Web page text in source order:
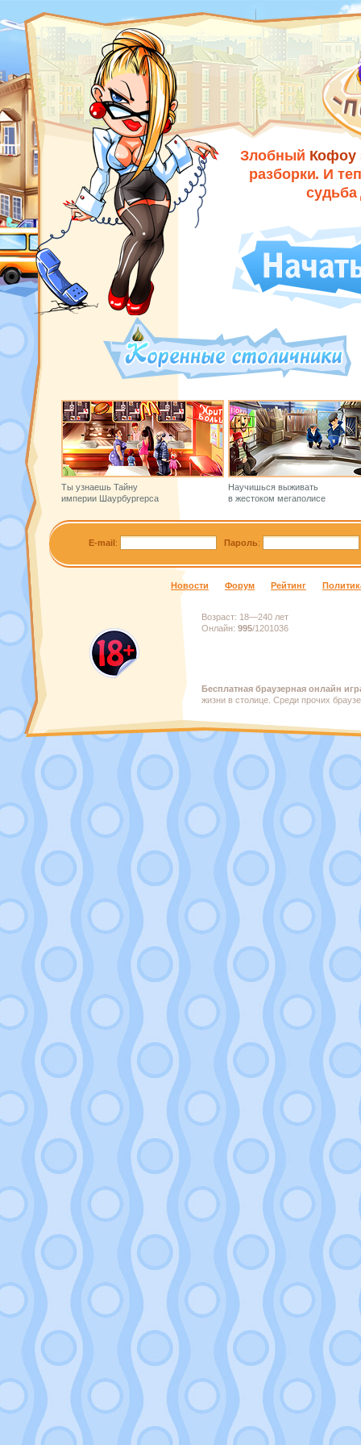
Злобный Кофоу
разборки. И
судьба
Ты узнаешь Тайну
империи Шаурбургерса
Научишься выживать
в жестоком мегаполисе
E-mail: Пароль:
Новости Форум Рейтинг
Возраст: 18—240 лет
Онлайн: 995/1201036
Бесплатная браузерная онлайн
жизни в столице. Среди прочих